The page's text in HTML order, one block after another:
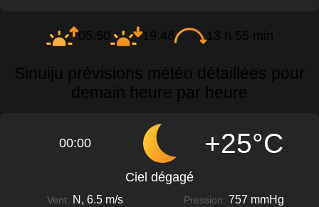
05:50 19:46 13 h 55 min
Sinuiju prévisions météo détaillées pour
demain heure par heure
00:00 +25°C
Ciel dégagé
Vent: N, 6.5 m/s Pression: 757 mmHg